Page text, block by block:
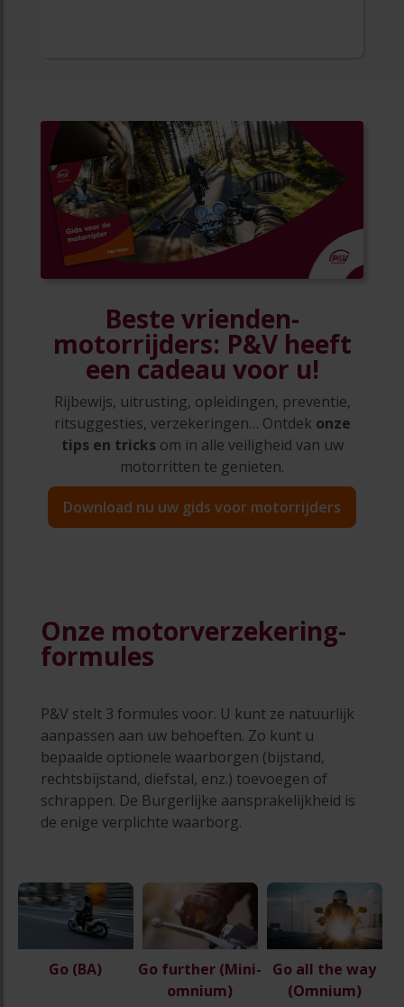
Beste vrienden-
motorrijders: P&V heeft
een cadeau voor u!
Rijbewijs, uitrusting, opleidingen, preventie,
ritsuggesties, verzekeringen… Ontdek onze
tips en tricks om in alle veiligheid van uw
motorritten te genieten.
Download nu uw gids voor motorrijders
Onze motorverzekering-
formules
P&V stelt 3 formules voor. U kunt ze natuurlijk
aanpassen aan uw behoeften. Zo kunt u
bepaalde optionele waarborgen (bijstand,
rechtsbijstand, diefstal, enz.) toevoegen of
schrappen. De Burgerlijke aansprakelijkheid is
de enige verplichte waarborg.
Go (BA) Go further (Mini-
omnium)
Go all the way
(Omnium)